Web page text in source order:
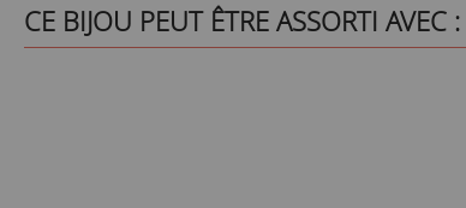
CE BIJOU PEUT ÊTRE ASSORTI AVEC :